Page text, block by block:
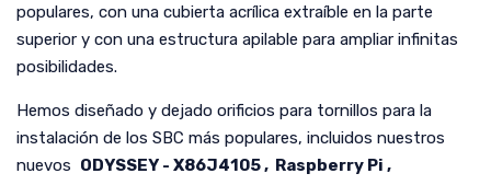
populares, con una cubierta acrílica extraíble en la parte
superior y con una estructura apilable para ampliar infinitas
posibilidades.
Hemos diseñado y dejado orificios para tornillos para la
instalación de los SBC más populares, incluidos nuestros
nuevos ODYSSEY - X86J4105 , Raspberry Pi ,